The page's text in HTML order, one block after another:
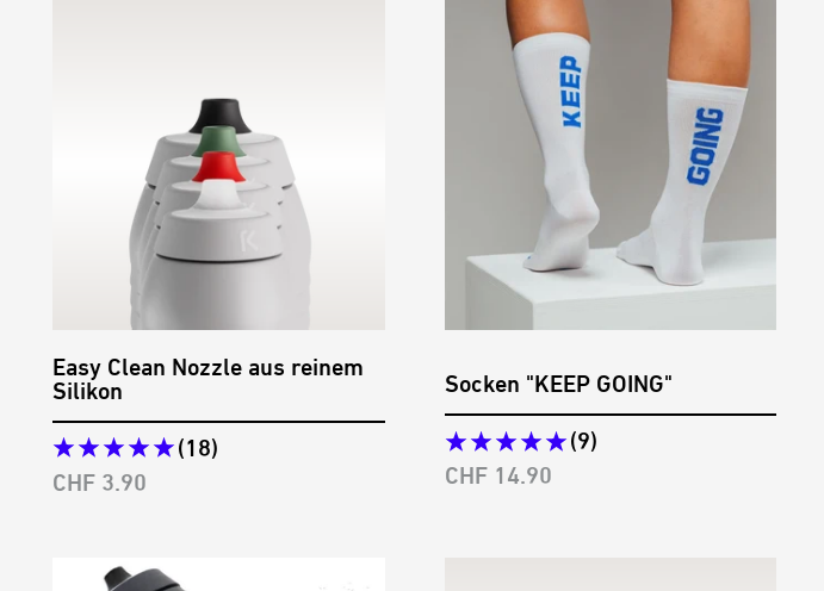
Easy Clean Nozzle aus reinem
Silikon
(18)
Angebotspreis
CHF 3.90
Socken "KEEP GOING"
(9)
Angebotspreis
CHF 14.90